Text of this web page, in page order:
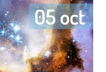
05 oct